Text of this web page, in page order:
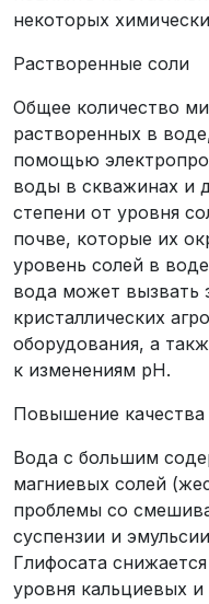
некоторых
Растворенные соли
Общее количество
растворенных в
помощью
воды в скважинах и
степени от уровня
почве, которые их
уровень солей в
вода может вызвать
кристаллических
оборудования, а
к изменениям рН.
Повышение
Вода с большим
магниевых солей
проблемы со
суспензии и
Глифосата
уровня кальциевых